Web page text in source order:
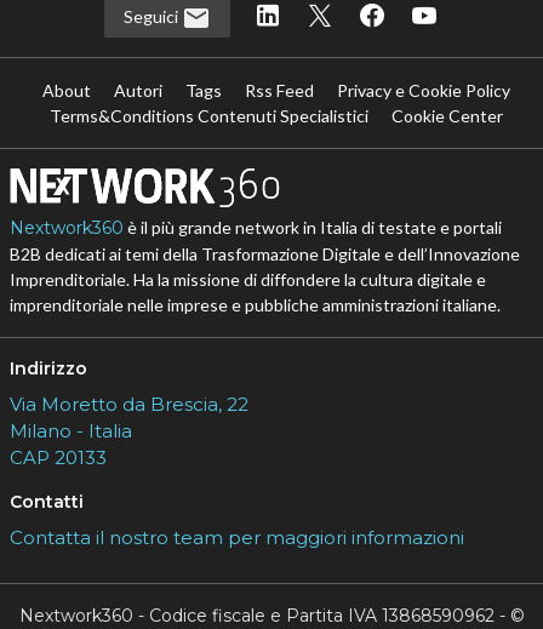
Seguici
About Autori Tags Rss Feed
Privacy e Cookie Policy
Terms&Conditions Contenuti Specialistici
Cookie Center
Nextwork360 è il più grande network in Italia di testate e portali
B2B dedicati ai temi della Trasformazione Digitale e dell’Innovazione
Imprenditoriale. Ha la missione di diffondere la cultura digitale e
imprenditoriale nelle imprese e pubbliche amministrazioni italiane.
Indirizzo
Via Moretto da Brescia, 22
Milano - Italia
CAP 20133
Contatti
Contatta il nostro team per maggiori informazioni
Nextwork360 - Codice fiscale e Partita IVA 13868590962 - ©